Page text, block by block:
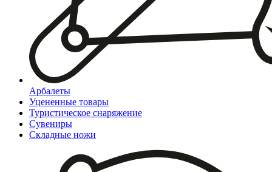
Арбалеты
Уцененные товары
Туристическое снаряжение
Сувениры
Складные ножи